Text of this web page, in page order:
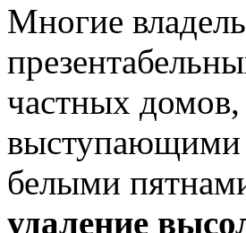
Многие
частных домов,
выступающими
белыми
удаление